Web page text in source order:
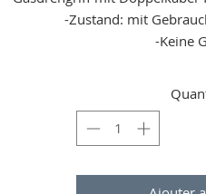
-Zustand: mit
-Keine